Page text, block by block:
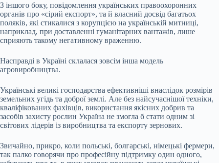
З іншого боку, повідомлення українських правоохоронних
органів про «сірий експорт», та й власний досвід багатьох
поляків, які стикалися з корупцією на українській митниці,
наприклад, при доставленні гуманітарних вантажів, лише
сприяють такому негативному враженню.
Насправді в Україні склалася зовсім інша модель
агровиробництва.
Українські великі господарства ефективніші внаслідок розмірів
земельних угідь та доброї землі. Але без найсучаснішої техніки,
кваліфікованих фахівців, використання якісних добрив та
засобів захисту рослин Україна не змогла б стати одним зі
світових лідерів із виробництва та експорту зернових.
Звичайно, прикро, коли польські, болгарські, німецькі фермери,
так палко говорячи про професійну підтримку один одного,